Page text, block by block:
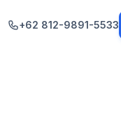
+62 812-9891-5533